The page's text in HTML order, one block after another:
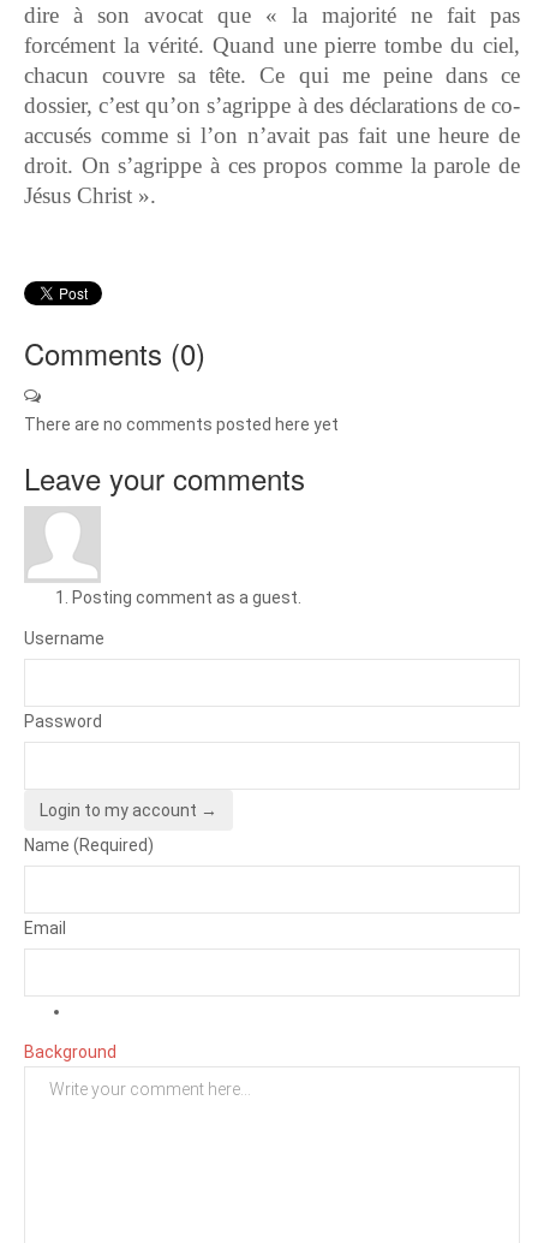
dire à son avocat que « la majorité ne fait pas
forcément la vérité. Quand une pierre tombe du ciel,
chacun couvre sa tête. Ce qui me peine dans ce
dossier, c’est qu’on s’agrippe à des déclarations de co-
accusés comme si l’on n’avait pas fait une heure de
droit. On s’agrippe à ces propos comme la parole de
Jésus Christ ».
Comments (0)
There are no comments posted here yet
Leave your comments
Posting comment as a guest.
Username
Password
Login to my account →
Name (Required)
Email
Background